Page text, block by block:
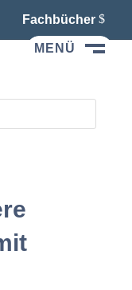
Fachbücher
MENÜ